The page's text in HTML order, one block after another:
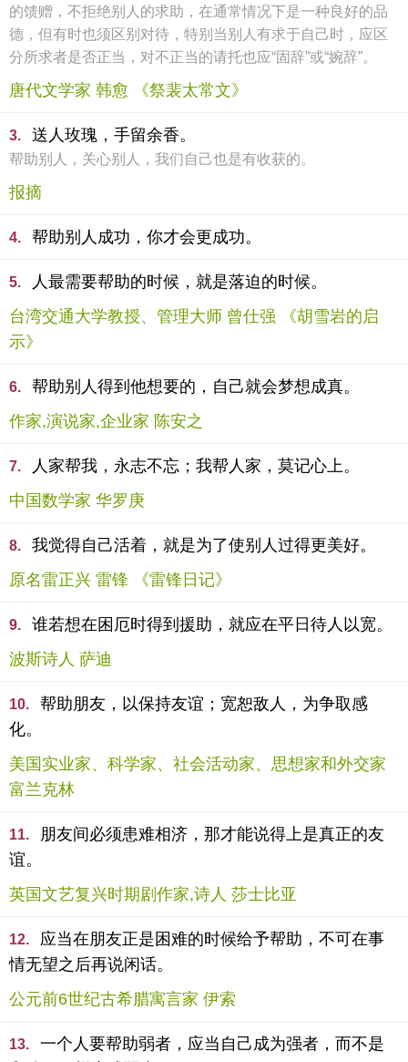
的馈赠，不拒绝别人的求助，在通常情况下是一种良好的品
德，但有时也须区别对待，特别当别人有求于自己时，应区
分所求者是否正当，对不正当的请托也应“固辞”或“婉辞”。
唐代文学家 韩愈 《祭裴太常文》
3. 送人玫瑰，手留余香。
帮助别人，关心别人，我们自己也是有收获的。
报摘
4. 帮助别人成功，你才会更成功。
5.
人最需要帮助的时候，就是落迫的时候。
台湾交通大学教授、管理大师 曾仕强 《胡雪岩的启
示》
6.
帮助别人得到他想要的，自己就会梦想成真。
作家,演说家,企业家 陈安之
7.
人家帮我，永志不忘；我帮人家，莫记心上。
中国数学家 华罗庚
8.
我觉得自己活着，就是为了使别人过得更美好。
原名雷正兴 雷锋 《雷锋日记》
9.
谁若想在困厄时得到援助，就应在平日待人以宽。
波斯诗人 萨迪
10.
帮助朋友，以保持友谊；宽恕敌人，为争取感
化。
美国实业家、科学家、社会活动家、思想家和外交家
富兰克林
11.
朋友间必须患难相济，那才能说得上是真正的友
谊。
英国文艺复兴时期剧作家,诗人 莎士比亚
12.
应当在朋友正是困难的时候给予帮助，不可在事
情无望之后再说闲话。
公元前6世纪古希腊寓言家 伊索
13.
一个人要帮助弱者，应当自己成为强者，而不是